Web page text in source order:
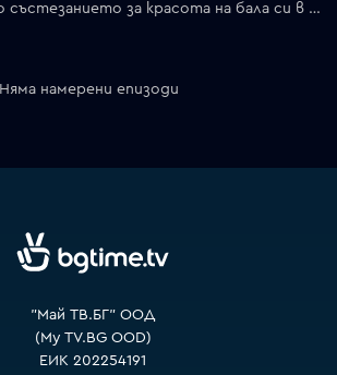
момиче, спечелило състезанието за красота на бала си в гимназията и омъжило се за своето гадже Уейн, първенецът на футболния отбор в гимназията. Дните й на ухажване и вълшебство вече са одавна зад гърба й. Карол Ан подозира, че Хенри всъщност не е толкова болен, за колкото се представя. Тя се опитва да го възбуди, като му сяда редовно в скута, но не успява. Преубедена, че Хенри се преструва, тя решава да го подложи на най-суровия тест _ да избута Хенри от инвалидната му количка от пристана, пришпорвайки го да изплува или да умре. Предпочитайки този дом за болни вместо някой затвор, Хенри е практикувал йога с цел да се научи как да имитира симптомите на инфаркт. Най-накрая разобличен, Хенри най-накрая си позволява да ходи и да говори. Съвсем скоро той се озовава на по питие с Карол Ан и нейното гадже, Уейн, в местния бар, където той ги нахъсва да му бъдат партньори в последния и най-грандьозния му обир досега. Жадна за приключение, Карол Ан се съласява, но нещата не се получават толкова лесно, колкото тя очакваше...
Няма намерени епизоди
"Май ТВ.БГ" ООД
(My TV.BG OOD)
ЕИК 202254191